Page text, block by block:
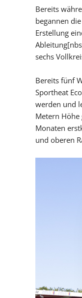
Bereits
begannen
Erstellung
sechs
Bereits fünf
Sportheat
werden und
Metern Höhe
Monaten
und oberen